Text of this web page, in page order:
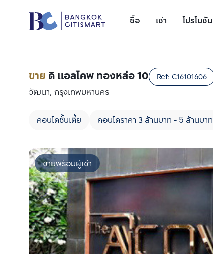
ซื้อ เช่า โปรโมชัน
ขาย ดิ แอลโคพ ทองหล่อ 10 Ref: C16101606
วัฒนา, กรุงเทพมหานคร
คอนโดชั้นเตี้ย คอนโดราคา 3 ล้านบาท - 5 ล้านบาท
ขายพร้อมผู้เช่า
เพิ่มยูนิตเปรียบเทียบ
รายการที่ 1